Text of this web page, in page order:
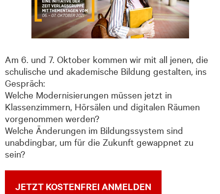
Am 6. und 7. Oktober kommen wir mit all jenen, die
schulische und akademische Bildung gestalten, ins
Gespräch:
Welche Modernisierungen müssen jetzt in
Klassenzimmern, Hörsälen und digitalen Räumen
vorgenommen werden?
Welche Änderungen im Bildungssystem sind
unabdingbar, um für die Zukunft gewappnet zu
sein?
JETZT KOSTENFREI ANMELDEN